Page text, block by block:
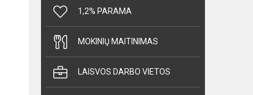
1,2% PARAMA
MOKINIŲ MAITINIMAS
LAISVOS DARBO VIETOS